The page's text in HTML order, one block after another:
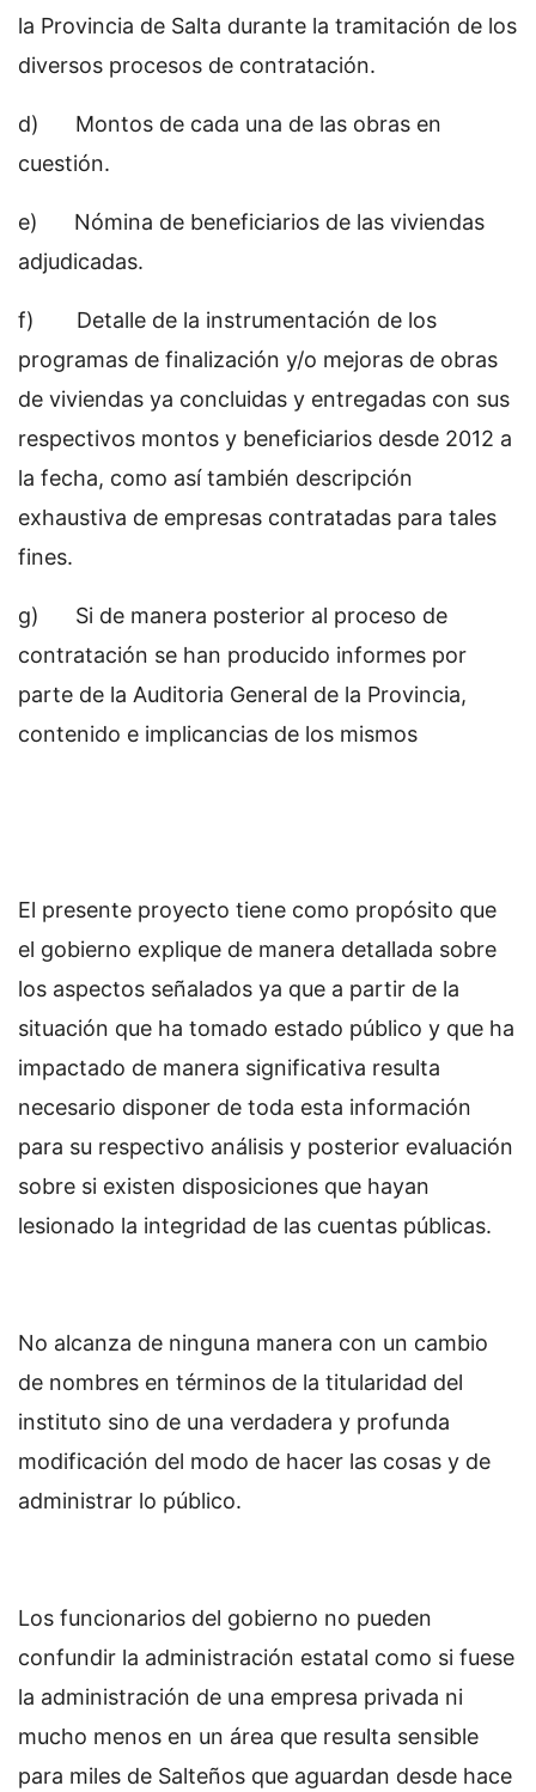
la Provincia de Salta durante la tramitación de los
diversos procesos de contratación.
d) Montos de cada una de las obras en
cuestión.
e) Nómina de beneficiarios de las viviendas
adjudicadas.
f) Detalle de la instrumentación de los
programas de finalización y/o mejoras de obras
de viviendas ya concluidas y entregadas con sus
respectivos montos y beneficiarios desde 2012 a
la fecha, como así también descripción
exhaustiva de empresas contratadas para tales
fines.
g) Si de manera posterior al proceso de
contratación se han producido informes por
parte de la Auditoria General de la Provincia,
contenido e implicancias de los mismos
El presente proyecto tiene como propósito que
el gobierno explique de manera detallada sobre
los aspectos señalados ya que a partir de la
situación que ha tomado estado público y que ha
impactado de manera significativa resulta
necesario disponer de toda esta información
para su respectivo análisis y posterior evaluación
sobre si existen disposiciones que hayan
lesionado la integridad de las cuentas públicas.
No alcanza de ninguna manera con un cambio
de nombres en términos de la titularidad del
instituto sino de una verdadera y profunda
modificación del modo de hacer las cosas y de
administrar lo público.
Los funcionarios del gobierno no pueden
confundir la administración estatal como si fuese
la administración de una empresa privada ni
mucho menos en un área que resulta sensible
para miles de Salteños que aguardan desde hace